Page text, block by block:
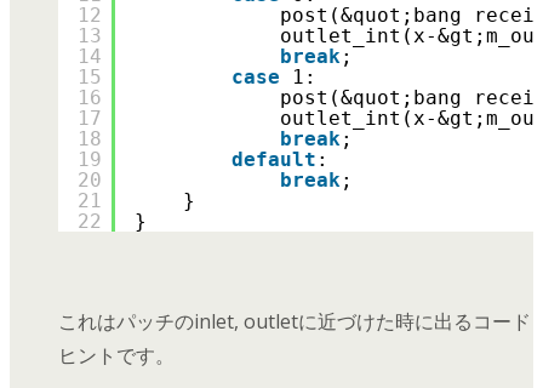
12
13
14
15
16
17
18
19
20
21
22
post(&quot;bang
outlet_int(x-
break;
case
1:
post(&quot;bang
outlet_int(x-
break;
default :
break;
}
}
これはパッチのinlet, outletに近づけた時に出るコード
ヒントです。